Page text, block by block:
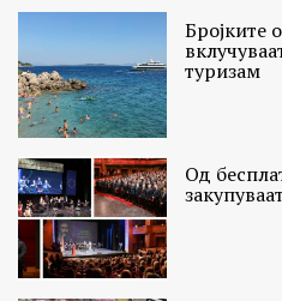
Бројките
туризам
Од